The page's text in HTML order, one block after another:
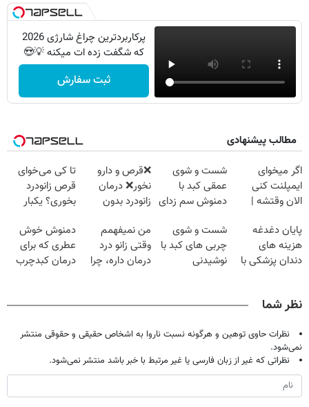
پرکاربردترین چراغ شارژی 2026
که شگفت زده ات میکنه 💡😍
ثبت سفارش
مطالب پیشنهادی
اگر میخوای
ایمپلنت کنی
الان وقتشه |
میلیون تومان!!!
شست و شوی
عمقی کبد با
دمنوش سم زدای
❌قرص‌ و دارو
نخور❌ درمان
زانودرد بدون
تا کی می‌خوای
قرص زانودرد
بخوری؟ یکبار
کن
پایان دغدغه
هزینه های
دندان پزشکی با
شست و شوی
چربی های کبد با
نوشیدنی
من نمیفهمم
وقتی زانو درد
درمان داره، چرا
دمنوش خوش
عطری که برای
درمان کبدچرب
نظر شما
نظرات حاوی توهین و هرگونه نسبت ناروا به اشخاص حقیقی و حقوقی منتشر
نمی‌شود.
نظراتی که غیر از زبان فارسی یا غیر مرتبط با خبر باشد منتشر نمی‌شود.